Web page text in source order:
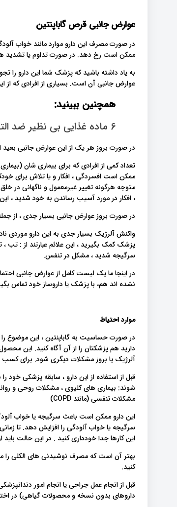
عوارض جانبی قرص گاباپنتین
در صورت مصرف این دارو موارد مانند خواب
ممکن است رخ دهد. در صورت تداوم یا تشدید
به یاد داشته باشید که پزشک شما این دارو را
عوارض جانبی آن است. بسیاری از افرادی که از
همچنین ببینید:
6 ماده غذایی بی نظیر ضد التهاب
در صورت بروز هر یک از این عوارض جانبی
تعداد کمی از افرادی که برای بیماری شان
ممکن است افسردگی ، افکار و یا تلاش برای
متوجه هرگونه تغییر غیرمعمول و ناگهانی در
، افکار در مورد آسیب رساندن به خود شدید ،
در صورت بروز عوارض جانبی بسیار جدی ، از
واکنش آلرژیک بسیار جدی به این دارو موردی
پزشک کمک بگیرید ، این علائم عبارتند از : تب
سرگیجه شدید ، مشکل در تنفس.
در اینجا ما یک لیست کامل از عوارض جانبی
نشده اند هم، با پزشک یا داروساز خود تماس
موارد احتیاط
در صورت حساسیت به گاباپنتین ، این موضوع
دارید هم پزشکتان را از آن آگاه کنید. این
آلرژیک یا بروز مشکلات دیگری شود. برای کسب
قبل از استفاده از این دارو ، سابقه پزشکی خود
شوند: بیماری های کلیوی ، مشکلات روحی و
مشکلات تنفسی (مانند COPD)
این دارو ممکن است باعث سرگیجه یا خواب
سرگیجه یا خواب آلودگی را افزایش دهد. تا زمانی
این کارها جدا خودداری کنید . در این حالت باید
بهتر آن است که مصرف نوشیدنی های الکلی را
کنید.
قبل از انجام عمل جراحی یا انجام امور
داروهای بدون نسخه و محصولات گیاهی) در